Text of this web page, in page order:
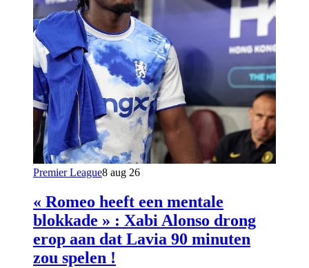
Premier League8 aug 26
« Romeo heeft een mentale
blokkade » : Xabi Alonso drong
erop aan dat Lavia 90 minuten
zou spelen !